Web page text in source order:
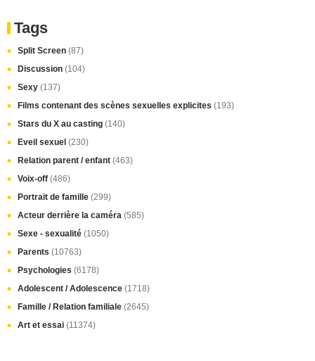
Tags
Split Screen (87)
Discussion (104)
Sexy (137)
Films contenant des scènes sexuelles explicites (193)
Stars du X au casting (140)
Eveil sexuel (230)
Relation parent / enfant (463)
Voix-off (486)
Portrait de famille (299)
Acteur derrière la caméra (585)
Sexe - sexualité (1050)
Parents (10763)
Psychologies (6178)
Adolescent / Adolescence (1718)
Famille / Relation familiale (2645)
Art et essai (11374)